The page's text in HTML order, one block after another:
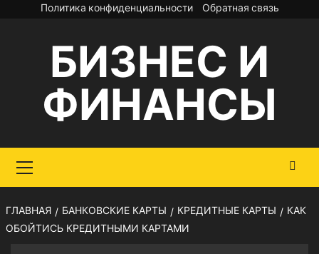
Перейти
содержимому
Политика конфиденциальности Обратная связь
БИЗНЕС И
ФИНАНСЫ
меню
ГЛАВНАЯ БАНКОВСКИЕ КАРТЫ КРЕДИТНЫЕ КАРТЫ
КАК
ОБОЙТИСЬ КРЕДИТНЫМИ КАРТАМИ